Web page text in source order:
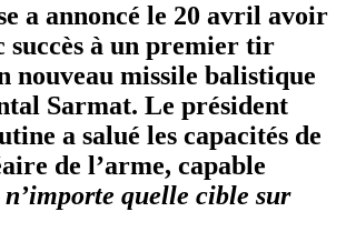
a annoncé le 20 avril avoir
succès à un premier tir
nouveau missile balistique
Sarmat. Le président
a salué les capacités de
de l’arme, capable
quelle cible sur